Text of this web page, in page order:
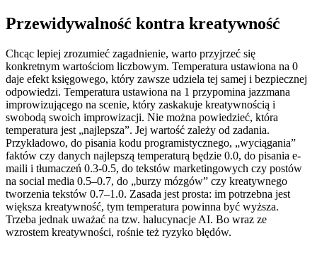
Przewidywalność kontra kreatywność
Chcąc lepiej zrozumieć zagadnienie, warto przyjrzeć się
konkretnym wartościom liczbowym. Temperatura ustawiona na 0
daje efekt księgowego, który zawsze udziela tej samej i bezpiecznej
odpowiedzi. Temperatura ustawiona na 1 przypomina jazzmana
improwizującego na scenie, który zaskakuje kreatywnością i
swobodą swoich improwizacji. Nie można powiedzieć, która
temperatura jest „najlepsza”. Jej wartość zależy od zadania.
Przykładowo, do pisania kodu programistycznego, „wyciągania”
faktów czy danych najlepszą temperaturą będzie 0.0, do pisania e-
maili i tłumaczeń 0.3-0.5, do tekstów marketingowych czy postów
na social media 0.5–0.7, do „burzy mózgów” czy kreatywnego
tworzenia tekstów 0.7–1.0. Zasada jest prosta: im potrzebna jest
większa kreatywność, tym temperatura powinna być wyższa.
Trzeba jednak uważać na tzw. halucynacje AI. Bo wraz ze
wzrostem kreatywności, rośnie też ryzyko błędów.